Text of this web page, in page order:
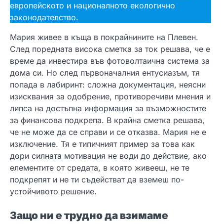
европейското и националното екологично
законодателство.
Мария живее в къща в покрайнините на Плевен.
След поредната висока сметка за ток решава, че е
време да инвестира във фотоволтаична система за
дома си. Но след първоначалния ентусиазъм, тя
попада в лабиринт: сложна документация, неясни
изисквания за одобрение, противоречиви мнения и
липса на достъпна информация за възможностите
за финансова подкрепа. В крайна сметка решава,
че не може да се справи и се отказва. Мария не е
изключение. Тя е типичният пример за това как
дори силната мотивация не води до действие, ако
елементите от средата, в която живееш, не те
подкрепят и не ти съдействат да вземеш по-
устойчивото решение.
Защо ни е трудно да взимаме